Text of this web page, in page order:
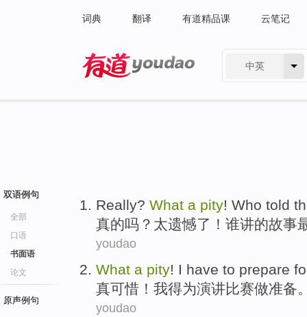
词典 翻译 有道精品课 云笔记
中英
双语例句
全部
口语
书面语
论文
原声例句
Really? What a pity! Who told
真的吗？太遗憾了！谁讲的故事
youdao
What a pity! I have to prepare
真可惜！我得为演讲比赛做准备
youdao